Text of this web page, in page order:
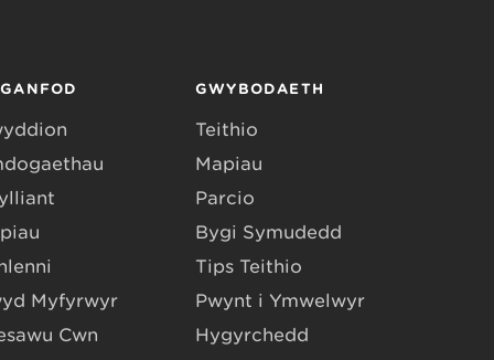
Myfyrwyr
Cŵn
GWYBODAETH
Teithio
Mapiau
Parcio
Bygi Symudedd
Tips Teithio
Pwynt i Ymwelwyr
Hygyrchedd